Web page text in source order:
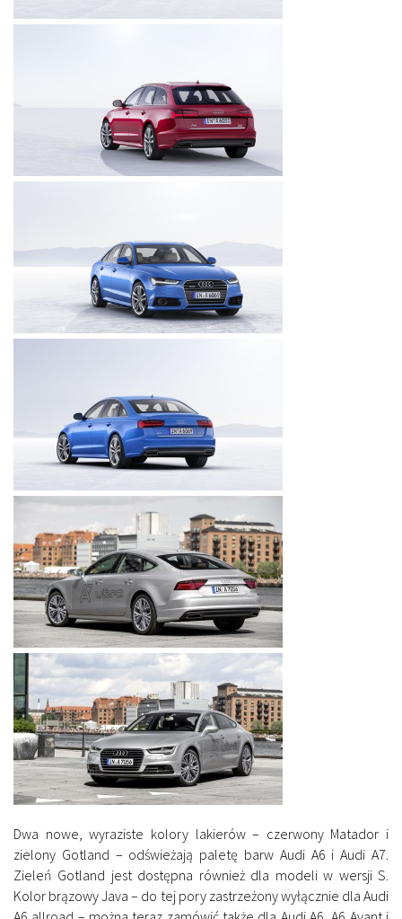
Dwa nowe, wyraziste kolory lakierów – czerwony Matador i
zielony Gotland – odświeżają paletę barw Audi A6 i Audi A7.
Zieleń Gotland jest dostępna również dla modeli w wersji S.
Kolor brązowy Java – do tej pory zastrzeżony wyłącznie dla Audi